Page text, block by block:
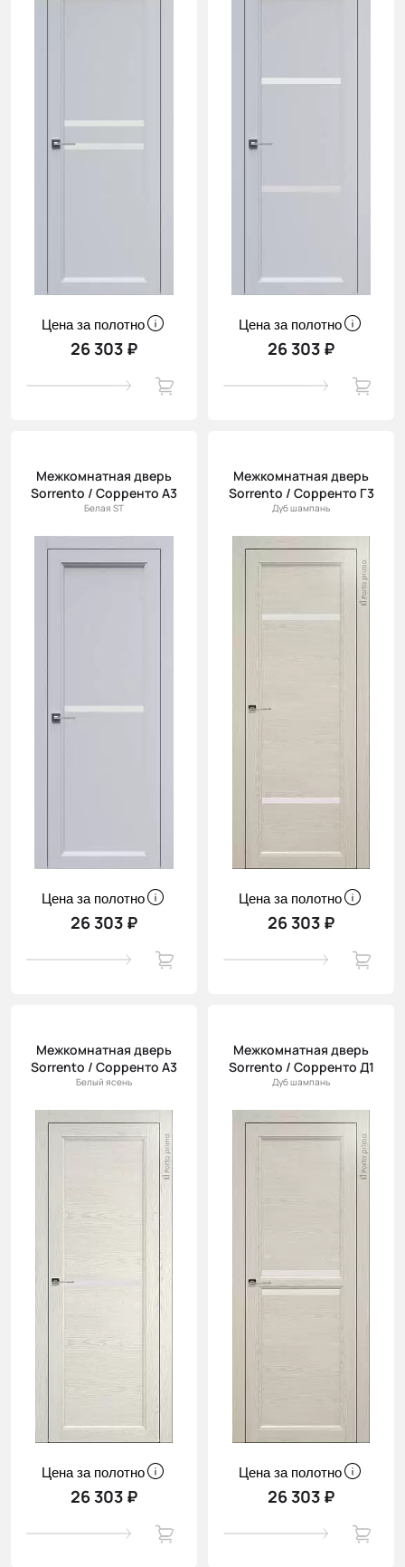
Цена за полотно
26 303 ₽
Цена за полотно
26 303 ₽
Межкомнатная дверь
Sorrento / Сорренто А3
Белая ST
Цена за полотно
26 303 ₽
Межкомнатная дверь
Sorrento / Сорренто Г3
Дуб шампань
Цена за полотно
26 303 ₽
Межкомнатная дверь
Sorrento / Сорренто А3
Белый ясень
Цена за полотно
26 303 ₽
Межкомнатная дверь
Sorrento / Сорренто Д1
Дуб шампань
Цена за полотно
26 303 ₽